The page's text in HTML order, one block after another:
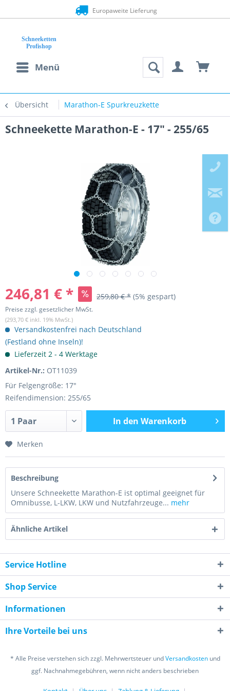
Europaweite Lieferung
Menü
Übersicht Marathon-E Spurkreuzkette
Schneekette Marathon-E - 17" - 255/65
246,81 € * 259,80 € * (5% gespart)
Preise zzgl. gesetzlicher MwSt.
(293,70 € inkl. 19% MwSt.)
Versandkostenfrei nach Deutschland
(Festland ohne Inseln)!
Lieferzeit 2 - 4 Werktage
Artikel-Nr.: OT11039
Für Felgengröße: 17"
Reifendimension: 255/65
In den Warenkorb
Merken
Beschreibung
Unsere Schneekette Marathon-E ist optimal geeignet für
Omnibusse, L-LKW, LKW und Nutzfahrzeuge... mehr
Ähnliche Artikel
Service Hotline
Shop Service
Informationen
Ihre Vorteile bei uns
* Alle Preise verstehen sich zzgl. Mehrwertsteuer undVersandkostenund
ggf. Nachnahmegebühren, wenn nicht anders beschrieben